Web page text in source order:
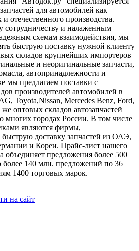
для автомобилей как
и отечественного производства.
сотрудничеству и налаженным
схемам взаимодействия, мы
быструю поставку нужной клиенту
складов крупнейших импортеров
и неоригинальные запчасти,
автопринадлежности и
мы предлагаем поставки с
производителей автомобилей в
Toyota,Nissan, Mercedes Benz, Ford,
оптовых складов автозапчастей
многих городах России. В том числе
являются фирмы,
доставку запчастей из ОАЭ,
и Кореи. Прайс-лист нашего
объединяет предложения более 500
более 140 млн. предложений по 36
1400 торговых марок.
на сайт